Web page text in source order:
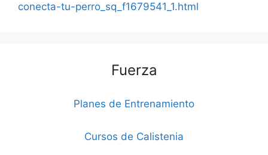
conecta-tu-perro_sq_f1679541_1.html
Fuerza
Planes de Entrenamiento
Cursos de Calistenia